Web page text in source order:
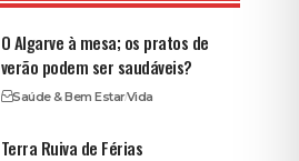
O Algarve à mesa; os pratos de
verão podem ser saudáveis?
Saúde & Bem EstarVida
Terra Ruiva de Férias